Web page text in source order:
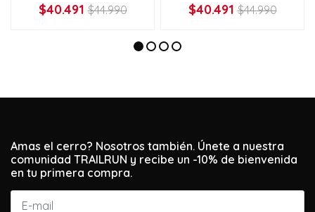
$40.491 $44.990 $40.491 $44.990
Amas el cerro? Nosotros también. Únete a nuestra
comunidad TRAILRUN y recibe un -10% de bienvenida
en tu primera compra.